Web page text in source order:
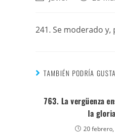
241. Se moderado
TAMBIÉN PODRÍA
763. La vergüenza
la gloria
20